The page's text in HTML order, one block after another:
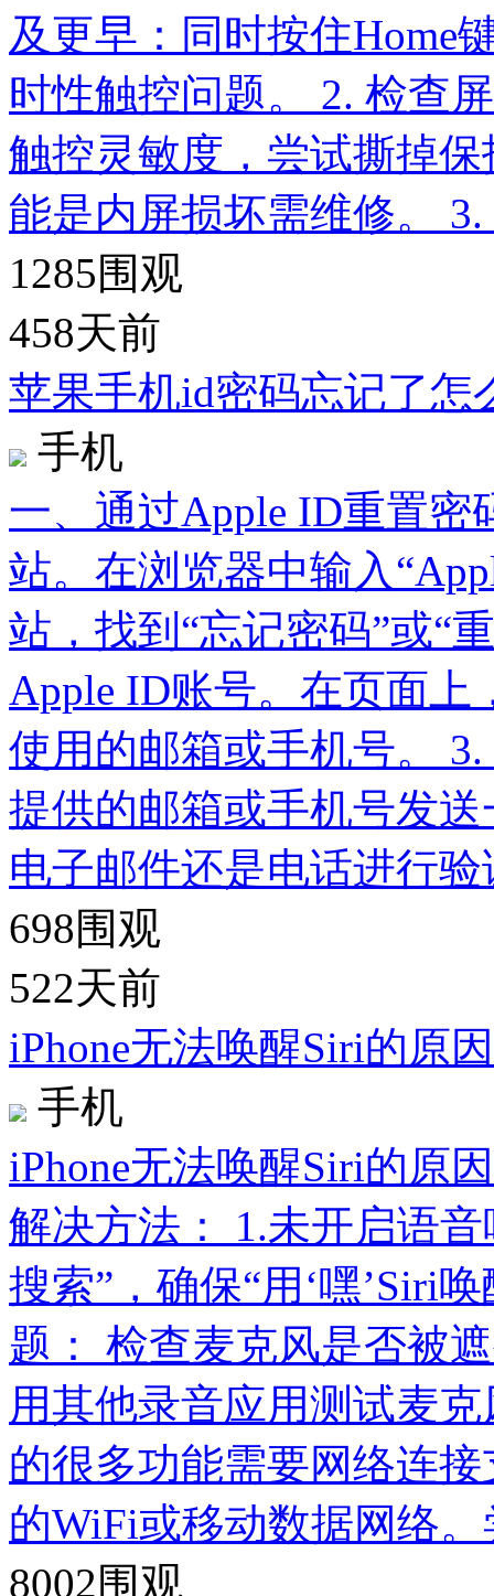
及更早：同时按住Home
时性触控问题。 2. 检查
触控灵敏度，尝试撕掉
能是内屏损坏需维修。
1285围观
458天前
苹果手机id密码忘记了怎
手机
一、通过Apple ID重置密
站。在浏览器中输入
站，找到“忘记密码”或“
Apple ID账号。在页面上
使用的邮箱或手机号。
提供的邮箱或手机号发
电子邮件还是电话进行验
698围观
522天前
iPhone无法唤醒Siri的原
手机
iPhone无法唤醒Siri的原
解决方法： 1.未开启语
搜索”，确保“用‘嘿’Siri
题： 检查麦克风是否被
用其他录音应用测试麦
的很多功能需要网络连
的WiFi或移动数据网络
8002围观